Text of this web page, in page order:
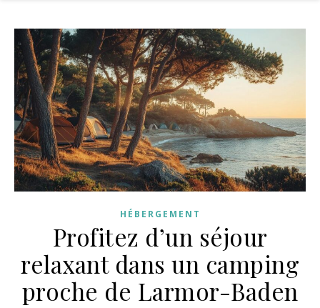
HÉBERGEMENT
Profitez d’un séjour
relaxant dans un camping
proche de Larmor-Baden